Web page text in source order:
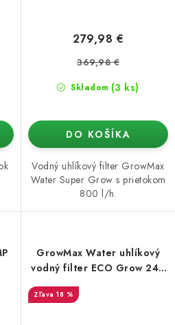
Skladom (3 ks)
279,98 €
369,98 €
DO KOŠÍKA
Vodný uhlíkový filter GrowMax
Water Super Grow s prietokom
800 l/h.
GrowMax Water uhlíkový
vodný filter ECO Grow 240
18 %